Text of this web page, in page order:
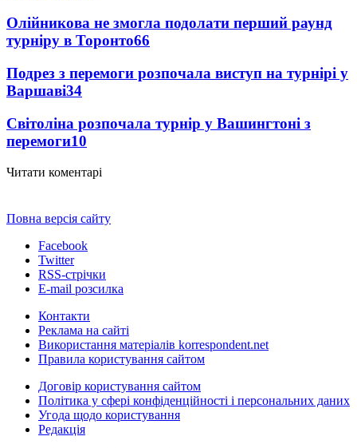
Олійникова не змогла подолати перший раунд
турніру в Торонто66
Подрез з перемоги розпочала виступ на турнірі у
Варшаві34
Світоліна розпочала турнір у Вашингтоні з
перемоги10
Читати коментарі
Повна версія сайту
Facebook
Twitter
RSS-стрічки
E-mail розсилка
Контакти
Реклама на сайті
Використання матеріалів korrespondent.net
Правила користування сайтом
Договір користування сайтом
Політика у сфері конфіденційності і персональних даних
Угода щодо користування
Редакція